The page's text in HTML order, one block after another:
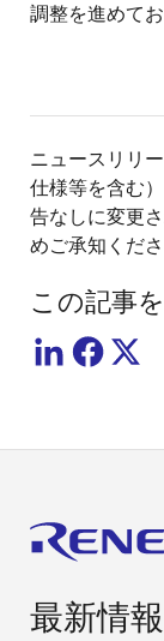
調整を進めて
ニュースリリ
仕様等を含む
告なしに変更
めご承知くださ
この記事
最新情